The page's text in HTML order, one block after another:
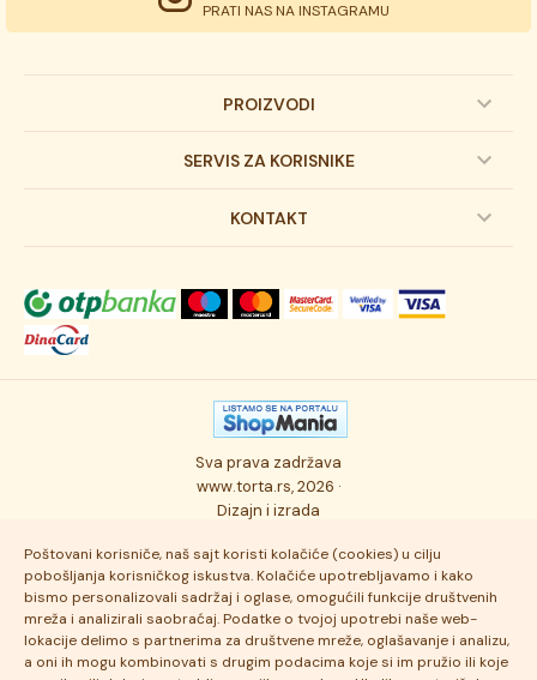
Poštovani korisniče, naš sajt koristi kolačiće (cookies) u cilju
pobošljanja korisničkog iskustva. Kolačiće upotrebljavamo i kako
bismo personalizovali sadržaj i oglase, omogućili funkcije društvenih
mreža i analizirali saobraćaj. Podatke o tvojoj upotrebi naše web-
lokacije delimo s partnerima za društvene mreže, oglašavanje i analizu,
a oni ih mogu kombinovati s drugim podacima koje si im pružio ili koje
PRATI NAS NA INSTAGRAMU
PROIZVODI
Dečije torte
Svadbene torte
Torta klasici
Osmisli tortu
Ukusi torti
SERVIS ZA KORISNIKE
Prijava na newsletter
Dostava robe
Autorska prava
Politika privatnosti
Najčešće postavljana pitanja
KONTAKT
Novosti
Posao
Kontakt
Sva prava zadržava
www.torta.rs, 2026 ·
Dizajn i izrada